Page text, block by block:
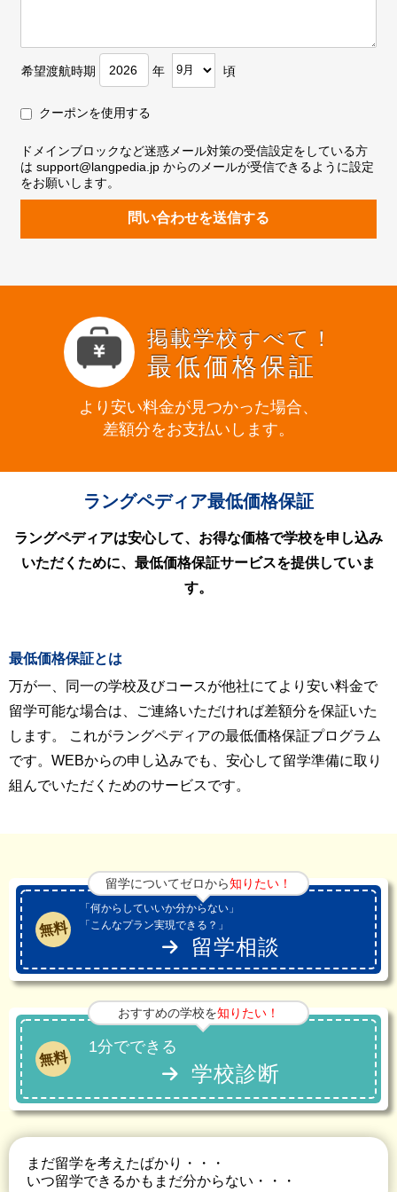
希望渡航時期 年 頃
クーポンを使用する
ドメインブロックなど迷惑メール対策の受信設定をしている方
は support@langpedia.jp からのメールが受信できるように設定
をお願いします。
問い合わせを送信する
掲載学校すべて！
最低価格保証
より安い料金が見つかった場合、
差額分をお支払いします。
ラングペディア最低価格保証
ラングペディアは安心して、お得な価格で学校を申し込み
いただくために、最低価格保証サービスを提供していま
す。
最低価格保証とは
万が一、同一の学校及びコースが他社にてより安い料金で
留学可能な場合は、ご連絡いただければ差額分を保証いた
します。 これがラングペディアの最低価格保証プログラム
です。WEBからの申し込みでも、安心して留学準備に取り
組んでいただくためのサービスです。
留学についてゼロから知りたい！
無料
「何からしていいか分からない」
「こんなプラン実現できる？」
留学相談
おすすめの学校を知りたい！
無料
1分でできる
学校診断
まだ留学を考えたばかり・・・
いつ留学できるかもまだ分からない・・・